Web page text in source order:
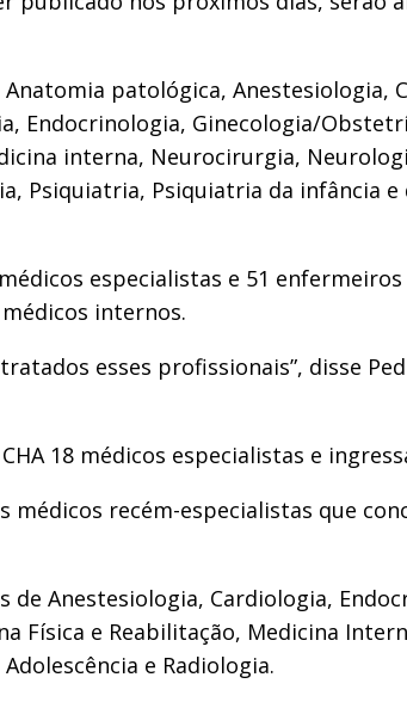
patológica,
Endocrinologia, Ginecologia/
interna, Neurocirurgia,
Psiquiatria da infância e
especialistas e 51
internos.
esses profissionais”, disse
18 médicos especialistas e
médicos recém-especialistas que
Anestesiologia, Cardiologia,
Física e Reabilitação, Medicina
e Radiologia.